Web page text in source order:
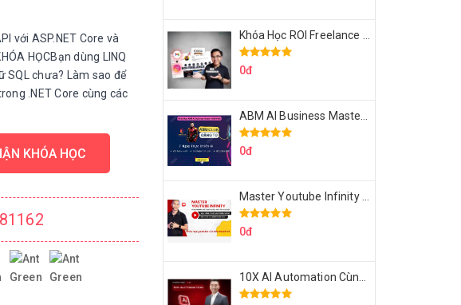
với ASP.NET Core và
HỌCBạn dùng LINQ
SQL chưa? Làm sao để
.NET Core cùng các
KHÓA HỌC
0đ
0đ
0đ